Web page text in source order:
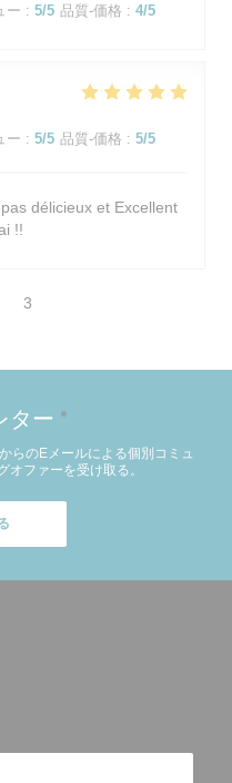
ー : 5/5 品質-価格 : 4/5
ー : 5/5 品質-価格 : 5/5
délicieux et Excellent
!!
3
ター *
らのEメールによる個別コミュ
オファーを受け取る。